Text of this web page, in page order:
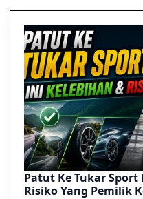
Patut Ke Tukar
Risiko Yang Pemilik